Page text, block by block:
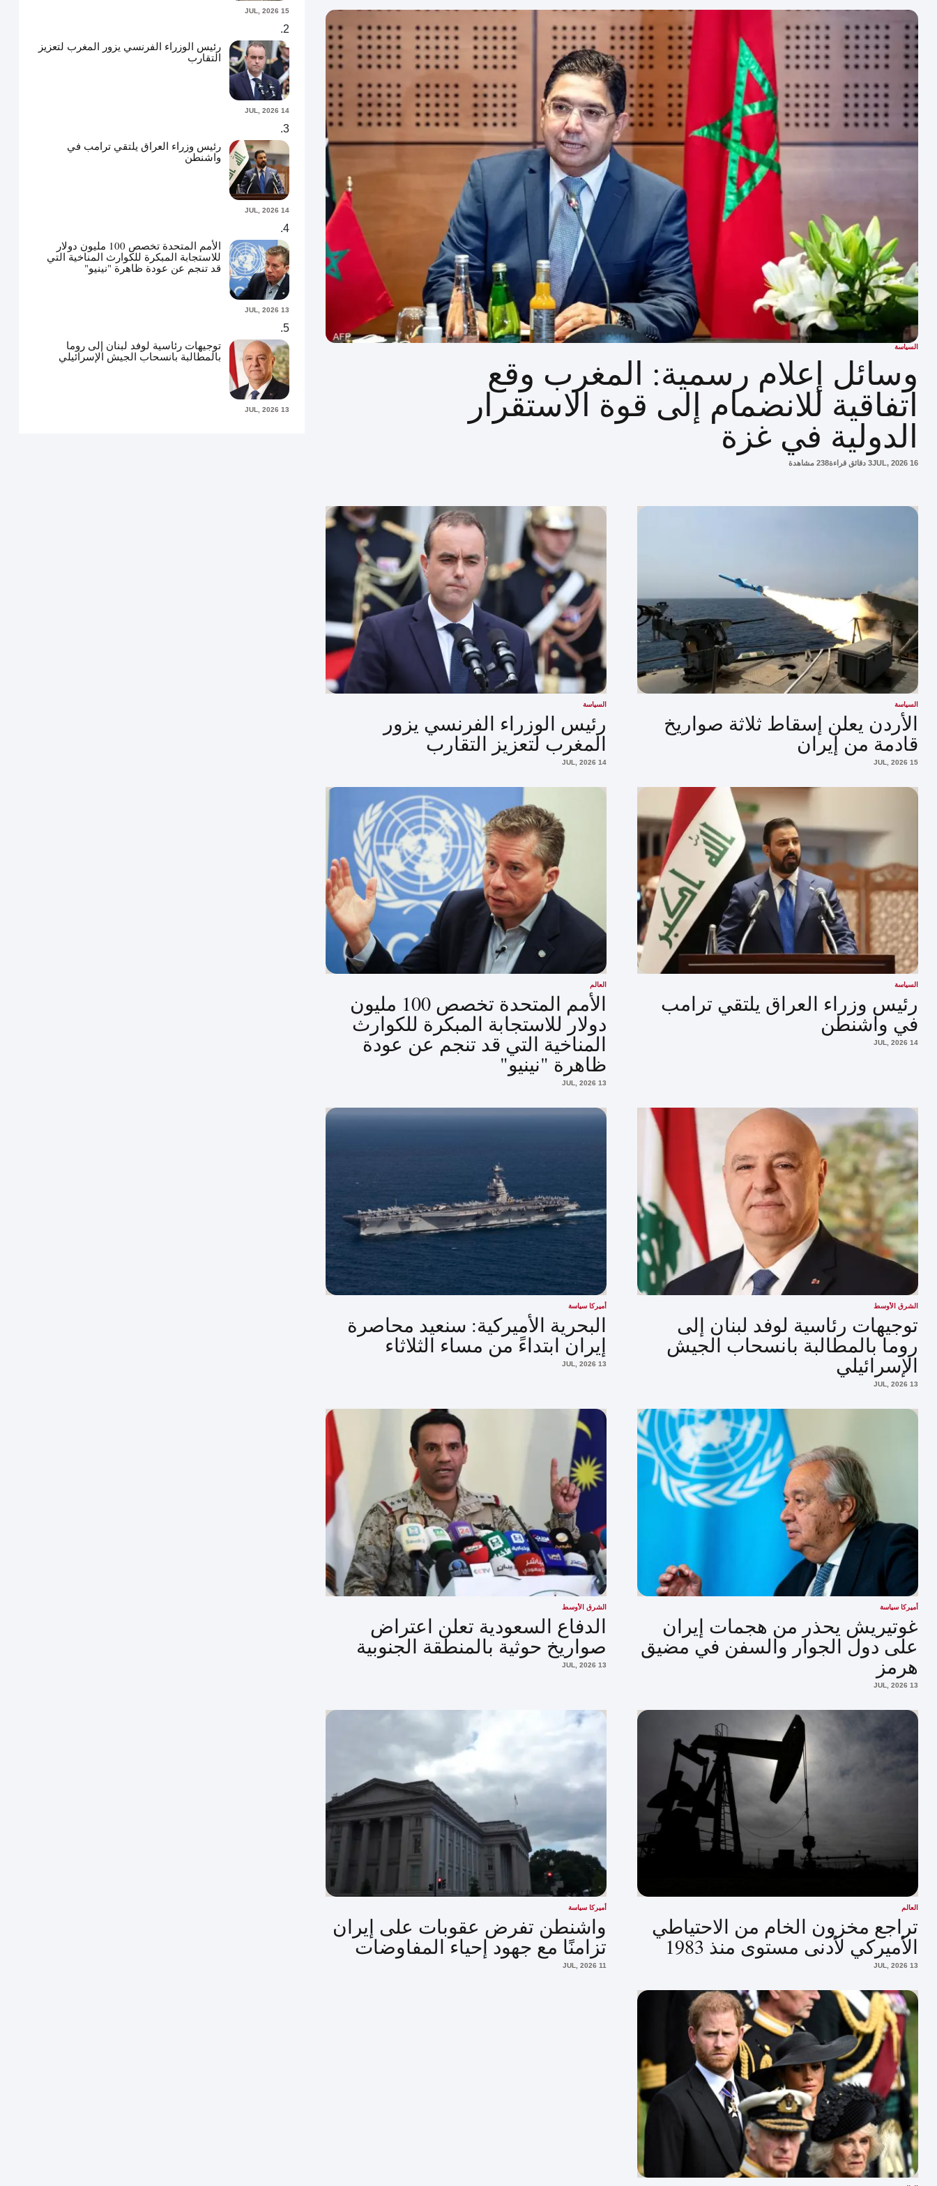
السياسة
وسائل إعلام رسمية: المغرب وقع
اتفاقية للانضمام إلى قوة الاستقرار
الدولية في غزة
16 JUL, 2026 3 دقائق قراءة 238 مشاهدة
السياسة
الأردن يعلن إسقاط ثلاثة صواريخ
قادمة من إيران
15 JUL, 2026
السياسة
رئيس الوزراء الفرنسي يزور
المغرب لتعزيز التقارب
14 JUL, 2026
السياسة
رئيس وزراء العراق يلتقي ترامب
في واشنطن
14 JUL, 2026
العالم
الأمم المتحدة تخصص 100 مليون
دولار للاستجابة المبكرة للكوارث
المناخية التي قد تنجم عن عودة
ظاهرة "نينيو"
13 JUL, 2026
الشرق الأوسط
توجيهات رئاسية لوفد لبنان إلى
روما بالمطالبة بانسحاب الجيش
الإسرائيلي
13 JUL, 2026
أميركا سياسة
البحرية الأميركية: سنعيد محاصرة
إيران ابتداءً من مساء الثلاثاء
13 JUL, 2026
أميركا سياسة
غوتيريش يحذر من هجمات إيران
على دول الجوار والسفن في مضيق
هرمز
13 JUL, 2026
الشرق الأوسط
الدفاع السعودية تعلن اعتراض
صواريخ حوثية بالمنطقة الجنوبية
13 JUL, 2026
العالم
تراجع مخزون الخام من الاحتياطي
الأميركي لأدنى مستوى منذ 1983
13 JUL, 2026
أميركا سياسة
واشنطن تفرض عقوبات على إيران
تزامنًا مع جهود إحياء المفاوضات
11 JUL, 2026
15 JUL, 2026
رئيس الوزراء الفرنسي يزور المغرب لتعزيز
التقارب
14 JUL, 2026
رئيس وزراء العراق يلتقي ترامب في
واشنطن
14 JUL, 2026
الأمم المتحدة تخصص 100 مليون دولار
للاستجابة المبكرة للكوارث المناخية التي
قد تنجم عن عودة ظاهرة "نينيو"
13 JUL, 2026
توجيهات رئاسية لوفد لبنان إلى روما
بالمطالبة بانسحاب الجيش الإسرائيلي
13 JUL, 2026